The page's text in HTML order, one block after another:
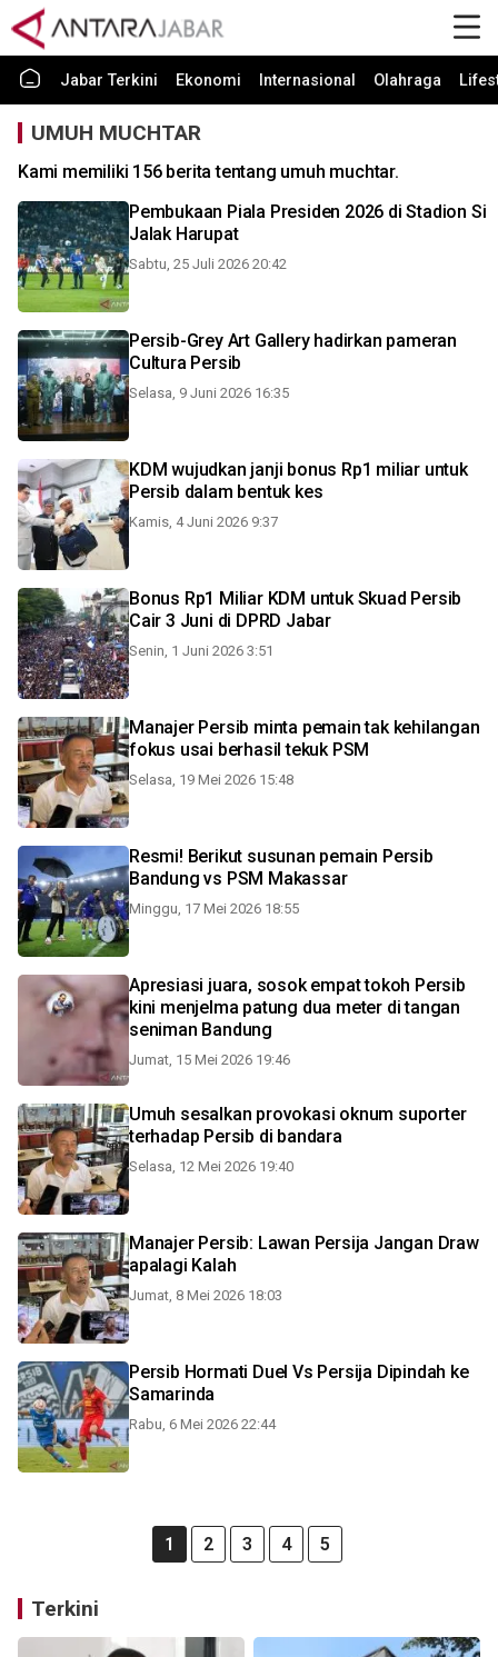
Jabar Terkini Ekonomi Internasional Olahraga
UMUH MUCHTAR
Kami memiliki 156 berita tentang umuh muchtar.
Pembukaan Piala Presiden 2026 di Stadion Si
Jalak Harupat
Sabtu, 25 Juli 2026 20:42
Persib-Grey Art Gallery hadirkan pameran
Cultura Persib
Selasa, 9 Juni 2026 16:35
KDM wujudkan janji bonus Rp1 miliar untuk
Persib dalam bentuk kes
Kamis, 4 Juni 2026 9:37
Bonus Rp1 Miliar KDM untuk Skuad Persib
Cair 3 Juni di DPRD Jabar
Senin, 1 Juni 2026 3:51
Manajer Persib minta pemain tak kehilangan
fokus usai berhasil tekuk PSM
Selasa, 19 Mei 2026 15:48
Resmi! Berikut susunan pemain Persib
Bandung vs PSM Makassar
Minggu, 17 Mei 2026 18:55
Apresiasi juara, sosok empat tokoh Persib
kini menjelma patung dua meter di tangan
seniman Bandung
Jumat, 15 Mei 2026 19:46
Umuh sesalkan provokasi oknum suporter
terhadap Persib di bandara
Selasa, 12 Mei 2026 19:40
Manajer Persib: Lawan Persija Jangan Draw
apalagi Kalah
Jumat, 8 Mei 2026 18:03
Persib Hormati Duel Vs Persija Dipindah ke
Samarinda
Rabu, 6 Mei 2026 22:44
1 2 3 4 5
Terkini